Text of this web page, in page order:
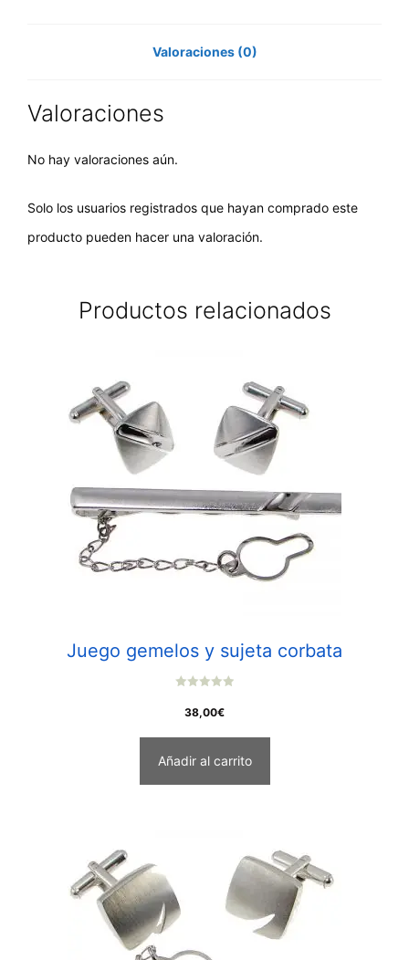
Valoraciones (0)
Valoraciones
No hay valoraciones aún.
Solo los usuarios registrados que hayan comprado este
producto pueden hacer una valoración.
Productos relacionados
Juego gemelos y sujeta corbata
o
5
38,00€
Añadir al carrito